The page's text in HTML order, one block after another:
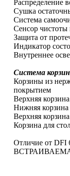
Распределение
Сушка
Система
Сенсор чистоты
Защита от
Индикатор
Внутреннее
Cистема
Корзины из
покрытием
Верхняя
Нижняя корзина
Верхняя
Корзина для
Отличие от